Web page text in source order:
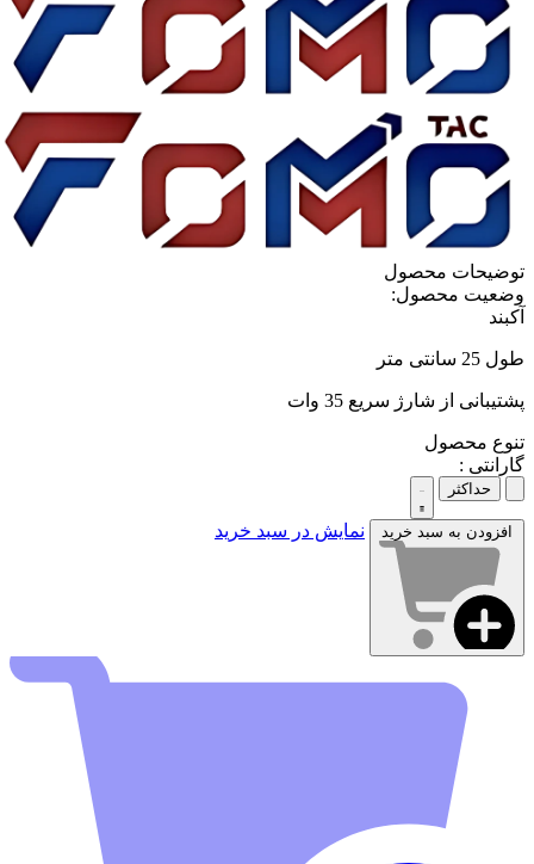
توضیحات محصول
وضعیت محصول:
آکبند
طول 25 سانتی متر
پشتیبانی از شارژ سریع 35 وات
تنوع محصول
گارانتی :
حداکثر
افزودن به سبد خرید نمایش در سبد خرید